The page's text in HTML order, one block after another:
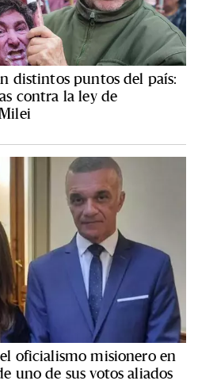
distintos puntos del país:
contra la ley de
oficialismo misionero en
uno de sus votos aliados